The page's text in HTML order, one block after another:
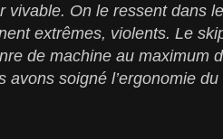
vivable. On le ressent dans
extrêmes, violents. Le
de machine au maximum
soigné l’ergonomie